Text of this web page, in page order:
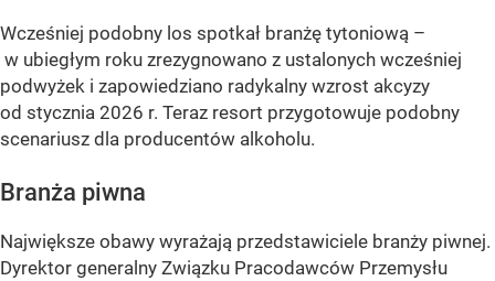
Wcześniej podobny los spotkał branżę tytoniową –
w ubiegłym roku zrezygnowano z ustalonych wcześniej
podwyżek i zapowiedziano radykalny wzrost akcyzy
od stycznia 2026 r. Teraz resort przygotowuje podobny
scenariusz dla producentów alkoholu.
Branża piwna
Największe obawy wyrażają przedstawiciele branży piwnej.
Dyrektor generalny Związku Pracodawców Przemysłu